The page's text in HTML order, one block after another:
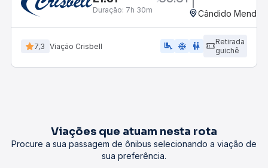
Duração: 7h 30m Cândido
7,3 Viação Crisbell airline_seat_legroom_extra ac_unit wc
Retirada
guichê
Viações que atuam nesta rota
Procure a sua passagem de ônibus selecionando a viação de
sua preferência.